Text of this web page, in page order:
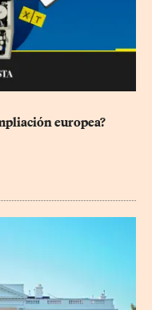
europea?